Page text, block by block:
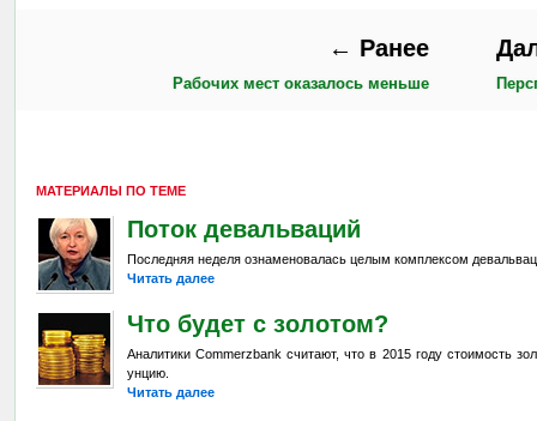
← Ранее
Рабочих мест оказалось меньше
МАТЕРИАЛЫ ПО ТЕМЕ
Поток девальваций
Последняя неделя ознаменовалась целым комплексом
Читать далее
Что будет с золотом?
Аналитики Commerzbank считают, что в 2015 году стоимость
унцию.
Читать далее